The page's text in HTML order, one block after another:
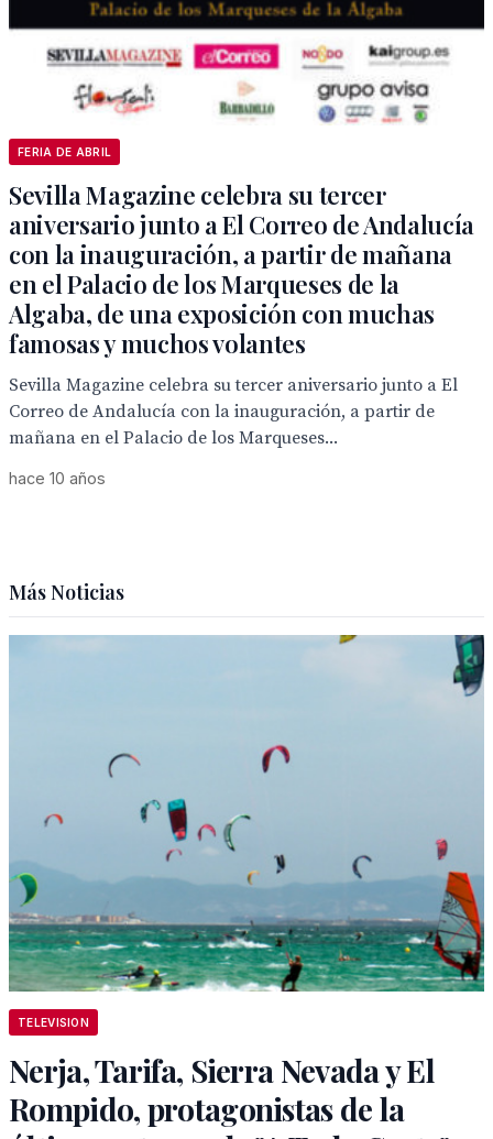
FERIA DE ABRIL
Sevilla Magazine celebra su tercer
aniversario junto a El Correo de Andalucía
con la inauguración, a partir de mañana
en el Palacio de los Marqueses de la
Algaba, de una exposición con muchas
famosas y muchos volantes
Sevilla Magazine celebra su tercer aniversario junto a El
Correo de Andalucía con la inauguración, a partir de
mañana en el Palacio de los Marqueses...
hace 10 años
Más Noticias
TELEVISION
Nerja, Tarifa, Sierra Nevada y El
Rompido, protagonistas de la